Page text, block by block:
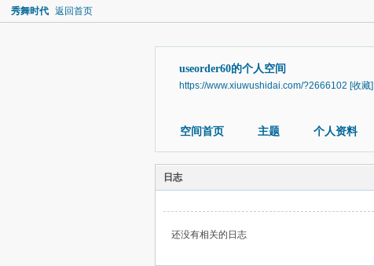
秀舞时代 返回首页
useorder60的个人空间
https://www.xiuwushidai.com/?2666102 [收藏]
空间首页 主题 个人资料
日志
还没有相关的日志